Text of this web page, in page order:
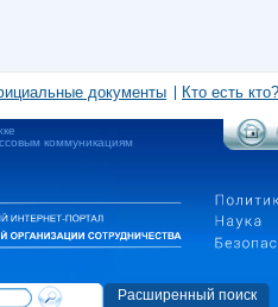
документы Кто есть кто?
коммуникациям
Расширенный поиск